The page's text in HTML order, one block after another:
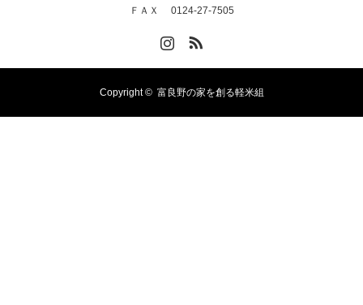
ＦＡＸ 0124-27-7505
Copyright © 富良野の家を創る軽米組